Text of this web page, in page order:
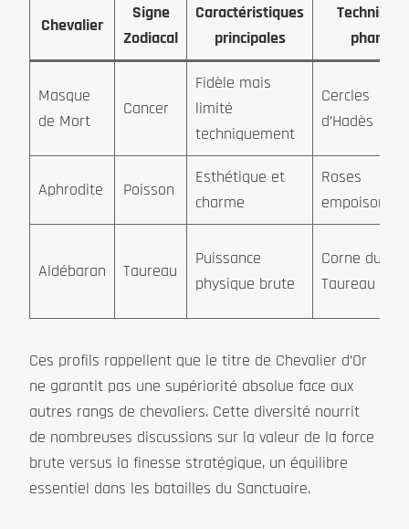
Chevalier
Signe
Zodiacal
Caractéristiques
principales
Technique
phare
Masque
de Mort
Cancer
Fidèle mais
limité
techniquement
Cercles
d’Hadès
Aphrodite Poisson
Esthétique et
charme
Roses
Aldébaran Taureau
Puissance
physique brute
Corne du
Taureau
Ces profils rappellent que le titre de Chevalier d’Or
ne garantit pas une supériorité absolue face aux
autres rangs de chevaliers. Cette diversité nourrit
de nombreuses discussions sur la valeur de la force
brute versus la finesse stratégique, un équilibre
essentiel dans les batailles du Sanctuaire.